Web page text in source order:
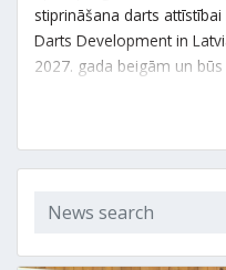
stiprināšana darts
Darts Development in
2027. gada beigām un